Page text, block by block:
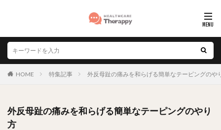
HOME 特集記事 外反母趾の痛みを和らげる簡単なテーピングのや
外反母趾の痛みを和らげる簡単なテーピングのやり
方